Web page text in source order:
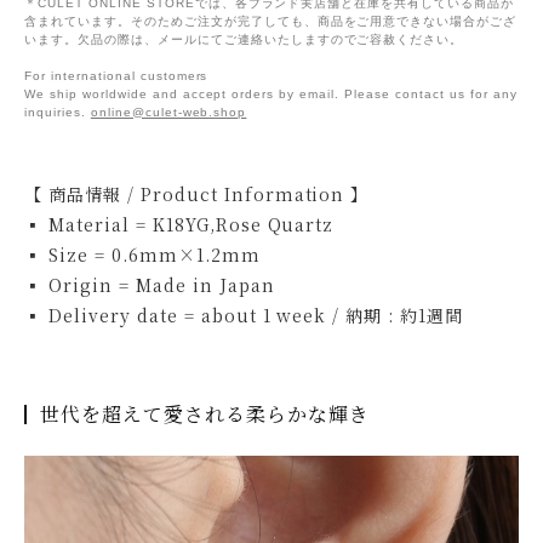
＊CULET ONLINE STOREでは、各ブランド実店舗と在庫を共有している商品が
含まれています。そのためご注文が完了しても、商品をご用意できない場合がござ
います。欠品の際は、メールにてご連絡いたしますのでご容赦ください。
For international customers
We ship worldwide and accept orders by email. Please contact us for any
inquiries. online@culet-web.shop
【 商品情報 / Product Information 】
▪ Material = K18YG,Rose Quartz
▪ Size = 0.6mm×1.2mm
▪ Origin = Made in Japan
▪ Delivery date = about 1 week / 納期 : 約1週間
世代を超えて愛される柔らかな輝き